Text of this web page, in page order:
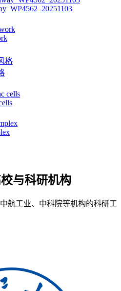
与科研机构
航工业、中科院等机构的科研工